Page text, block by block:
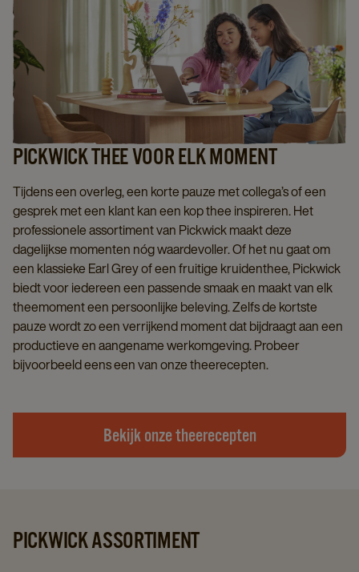
PICKWICK THEE VOOR ELK MOMENT
Tijdens een overleg, een korte pauze met collega’s of een
gesprek met een klant kan een kop thee inspireren. Het
professionele assortiment van Pickwick maakt deze
dagelijkse momenten nóg waardevoller. Of het nu gaat om
een klassieke Earl Grey of een fruitige kruidenthee, Pickwick
biedt voor iedereen een passende smaak en maakt van elk
theemoment een persoonlijke beleving. Zelfs de kortste
pauze wordt zo een verrijkend moment dat bijdraagt aan een
productieve en aangename werkomgeving. Probeer
bijvoorbeeld eens een van onze theerecepten.
Bekijk onze theerecepten
PICKWICK ASSORTIMENT